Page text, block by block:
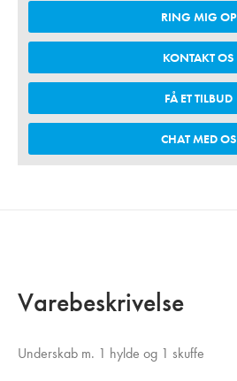
RING MIG OP
KONTAKT OS
FÅ ET TILBUD
CHAT MED OS
Varebeskrivelse
Underskab m. 1 hylde og 1 skuffe